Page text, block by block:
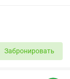
Забронировать